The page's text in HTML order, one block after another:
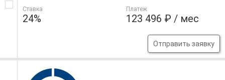
Ставка
24%
Платеж
123 496 ₽ / мес
Отправить заявку